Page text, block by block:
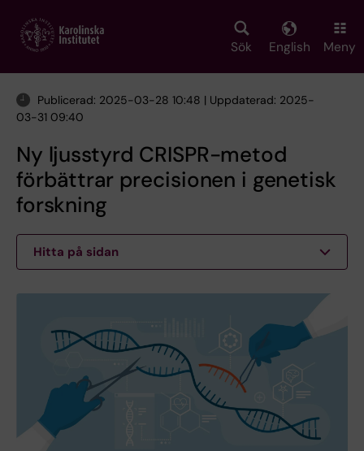
main
Sök English Meny
Publicerad: 2025-03-28 10:48 | Uppdaterad: 2025-
03-31 09:40
Ny ljusstyrd CRISPR-metod
förbättrar precisionen i genetisk
forskning
Hitta på sidan